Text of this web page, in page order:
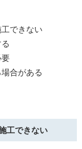
できない
合がある
工できない